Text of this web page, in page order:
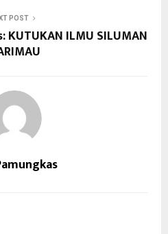
POST
KUTUKAN ILMU SILUMAN